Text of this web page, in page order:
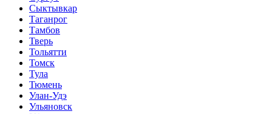
Сыктывкар
Таганрог
Тамбов
Тверь
Тольятти
Томск
Тула
Тюмень
Улан-Удэ
Ульяновск